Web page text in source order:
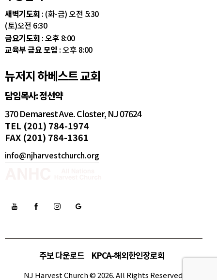
새벽기도회 : (화-금) 오전 5:30
(토)오전 6:30
금요기도회 : 오후 8:00
교육부 금요 모임 : 오후 8:00
뉴저지 하베스트 교회
담임목사: 정선약
370 Demarest Ave. Closter, NJ 07624
TEL (201) 784-1974
FAX (201) 784-1361
info@njharvestchurch.org
주보 다운로드 KPCA-해외한인장로회
NJ Harvest Church © 2026. All Rights Reserved.